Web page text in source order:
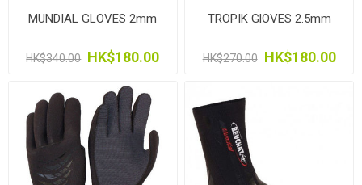
MUNDIAL GLOVES 2mm
HK$340.00 HK$180.00
TROPIK GlOVES 2.5mm
HK$270.00 HK$180.00